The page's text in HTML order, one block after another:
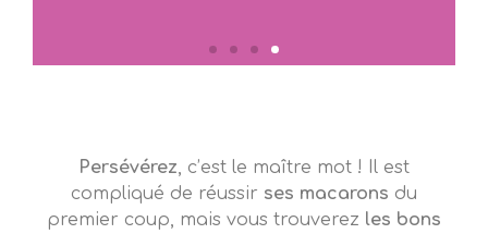
Attention au macaronnage et à bien taper la
plaque pour faire disparaître la petite pointe.
Si elle est encore visible au moment
d’enfourner, elle le sera encore après cuisson.
Persévérez, c’est le maître mot ! Il est
compliqué de réussir ses macarons du
premier coup, mais vous trouverez les bons